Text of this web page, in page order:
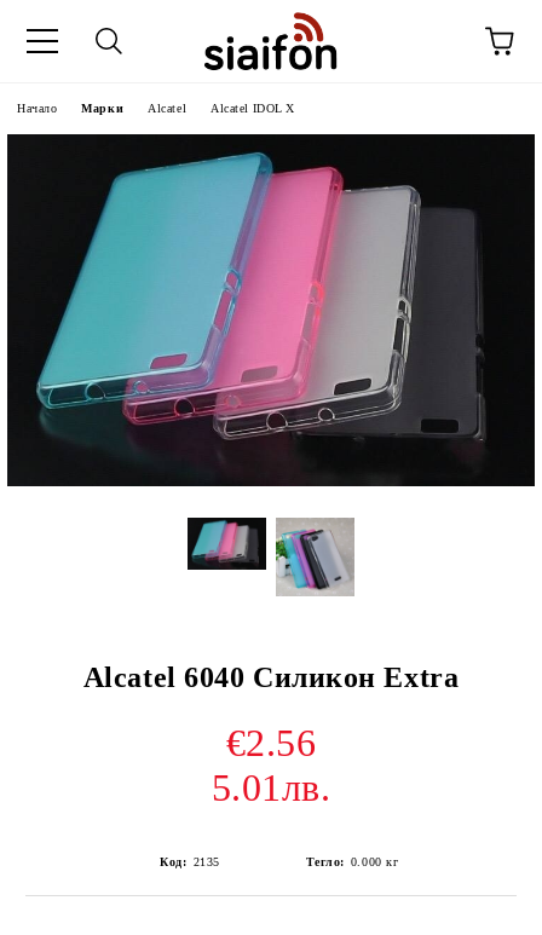
Начало Марки Alcatel Alcatel IDOL X
Alcatel 6040 Силикон Extra
€2.56
5.01лв.
Код: 2135 Тегло: 0.000 кг